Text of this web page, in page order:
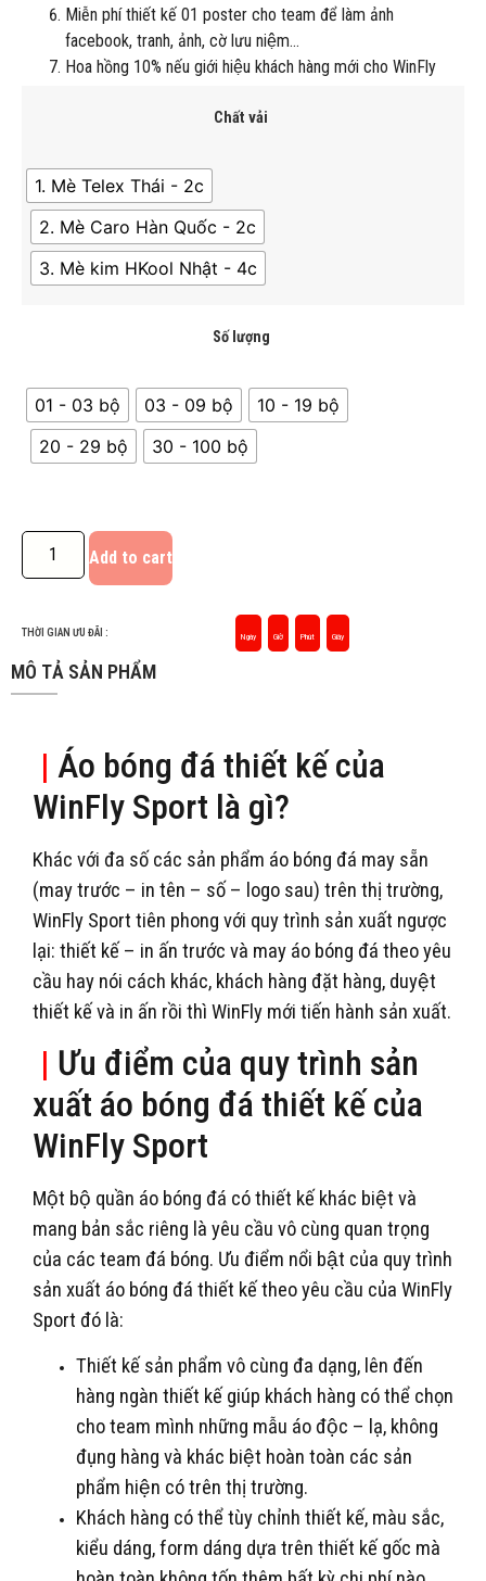
Miễn phí thiết kế 01 poster cho team để làm ảnh
facebook, tranh, ảnh, cờ lưu niệm…
Hoa hồng 10% nếu giới hiệu khách hàng mới cho WinFly
Chất vải
1. Mè Telex Thái - 2c
2. Mè Caro Hàn Quốc - 2c
3. Mè kim HKool Nhật - 4c
Số lượng
01 - 03 bộ 03 - 09 bộ
10 - 19 bộ
20 - 29 bộ
30 - 100 bộ
Add to cart
THỜI GIAN ƯU ĐÃI : Ngày Giờ Phút Giây
MÔ TẢ SẢN PHẨM
| Áo bóng đá thiết kế của
WinFly Sport là gì?
Khác với đa số các sản phẩm áo bóng đá may sẵn
(may trước – in tên – số – logo sau) trên thị trường,
WinFly Sport tiên phong với quy trình sản xuất ngược
lại: thiết kế – in ấn trước và may áo bóng đá theo yêu
cầu hay nói cách khác, khách hàng đặt hàng, duyệt
thiết kế và in ấn rồi thì WinFly mới tiến hành sản xuất.
| Ưu điểm của quy trình sản
xuất áo bóng đá thiết kế của
WinFly Sport
Một bộ quần áo bóng đá có thiết kế khác biệt và
mang bản sắc riêng là yêu cầu vô cùng quan trọng
của các team đá bóng. Ưu điểm nổi bật của quy trình
sản xuất áo bóng đá thiết kế theo yêu cầu của WinFly
Sport đó là:
Thiết kế sản phẩm vô cùng đa dạng, lên đến
hàng ngàn thiết kế giúp khách hàng có thể chọn
cho team mình những mẫu áo độc – lạ, không
đụng hàng và khác biệt hoàn toàn các sản
phẩm hiện có trên thị trường.
Khách hàng có thể tùy chỉnh thiết kế, màu sắc,
kiểu dáng, form dáng dựa trên thiết kế gốc mà